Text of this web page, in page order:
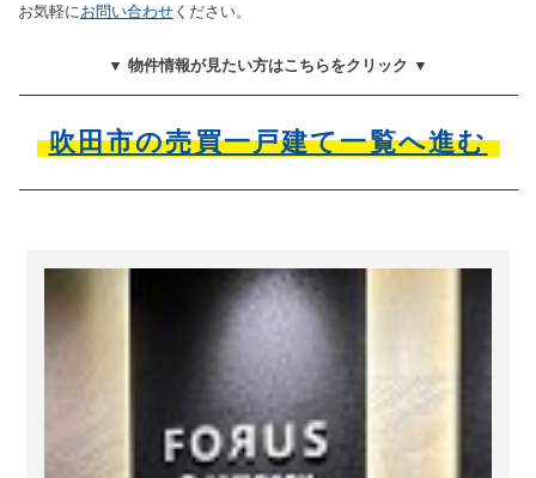
お気軽に お問い合わせ ください。
▼ 物件情報が見たい方はこちらをクリック ▼
吹田市の売買一戸建て一覧へ進む